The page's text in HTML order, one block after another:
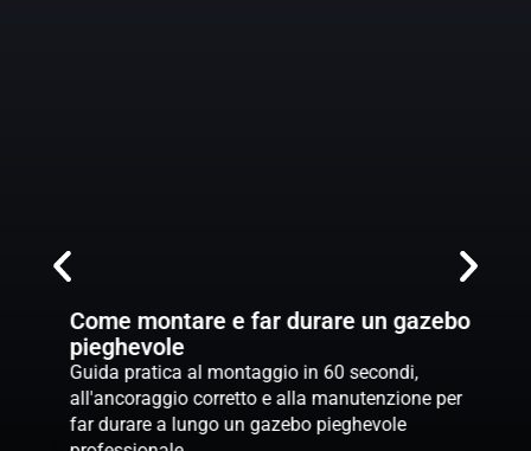
Come montare e far durare un gazebo
pieghevole
Guida pratica al montaggio in 60 secondi,
all'ancoraggio corretto e alla manutenzione per
far durare a lungo un gazebo pieghevole